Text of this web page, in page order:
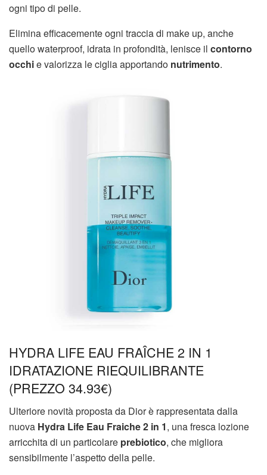
ogni tipo di pelle.
Elimina efficacemente ogni traccia di make up, anche
quello waterproof, idrata in profondità, lenisce il contorno
occhie valorizza le ciglia apportando nutrimento.
HYDRA LIFE EAU FRAÎCHE 2 IN 1
IDRATAZIONE RIEQUILIBRANTE
(PREZZO 34.93€)
Ulteriore novità proposta da Dior è rappresentata dalla
nuova Hydra Life Eau Fraiche 2 in 1, una fresca lozione
arricchita di un particolare prebiotico, che migliora
sensibilmente l’aspetto della pelle.